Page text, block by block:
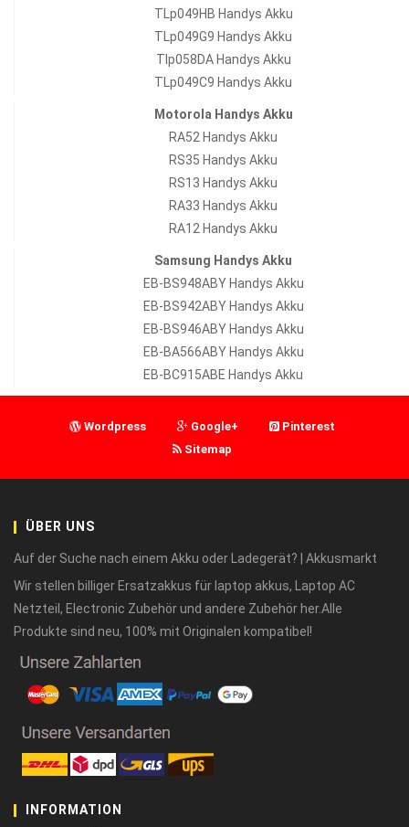
TLp049HB Handys Akku
TLp049G9 Handys Akku
Tlp058DA Handys Akku
TLp049C9 Handys Akku
Motorola Handys Akku
RA52 Handys Akku
RS35 Handys Akku
RS13 Handys Akku
RA33 Handys Akku
RA12 Handys Akku
Samsung Handys Akku
EB-BS948ABY Handys Akku
EB-BS942ABY Handys Akku
EB-BS946ABY Handys Akku
EB-BA566ABY Handys Akku
EB-BC915ABE Handys Akku
Wordpress Google+
Pinterest
Sitemap
ÜBER UNS
Auf der Suche nach einem Akku oder Ladegerät? | Akkusmarkt
Wir stellen billiger Ersatzakkus für laptop akkus, Laptop AC
Netzteil, Electronic Zubehör und andere Zubehör her.Alle
Produkte sind neu, 100% mit Originalen kompatibel!
INFORMATION